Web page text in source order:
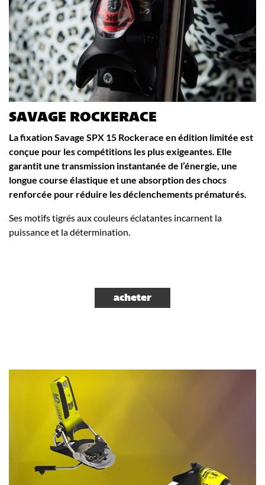
SAVAGE ROCKERACE
La fixation Savage SPX 15 Rockerace en édition limitée est
conçue pour les compétitions les plus exigeantes. Elle
garantit une transmission instantanée de l’énergie, une
longue course élastique et une absorption des chocs
renforcée pour réduire les déclenchements prématurés.
Ses motifs tigrés aux couleurs éclatantes incarnent la
puissance et la détermination.
acheter